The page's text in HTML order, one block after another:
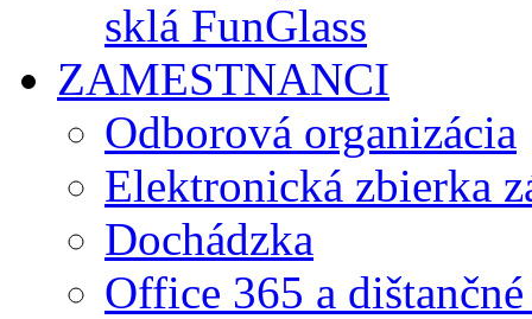
sklá FunGlass
ZAMESTNANCI
Odborová organizácia
Elektronická zbierka
Dochádzka
Office 365 a